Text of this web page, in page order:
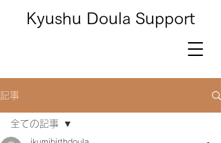
Kyushu Doula Support
記事
全ての記事